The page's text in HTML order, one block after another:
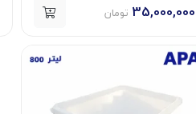
35,000,000 تومان